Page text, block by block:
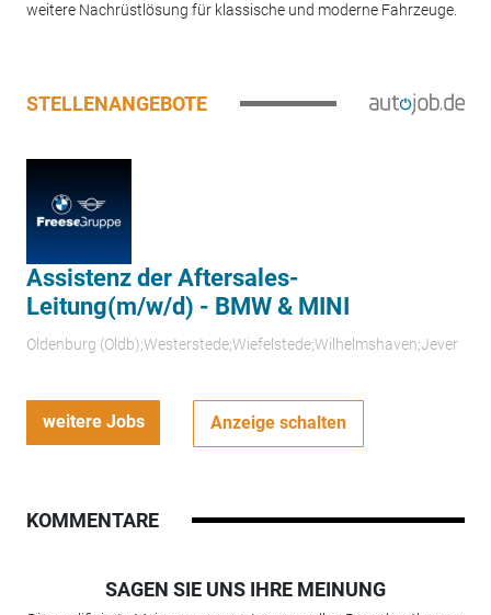
weitere Nachrüstlösung für klassische und moderne Fahrzeuge.
STELLENANGEBOTE
Assistenz der Aftersales-
Leitung(m/w/d) - BMW & MINI
Oldenburg (Oldb);Westerstede;Wiefelstede;Wilhelmshaven;Jever
weitere Jobs Anzeige schalten
KOMMENTARE
SAGEN SIE UNS IHRE MEINUNG